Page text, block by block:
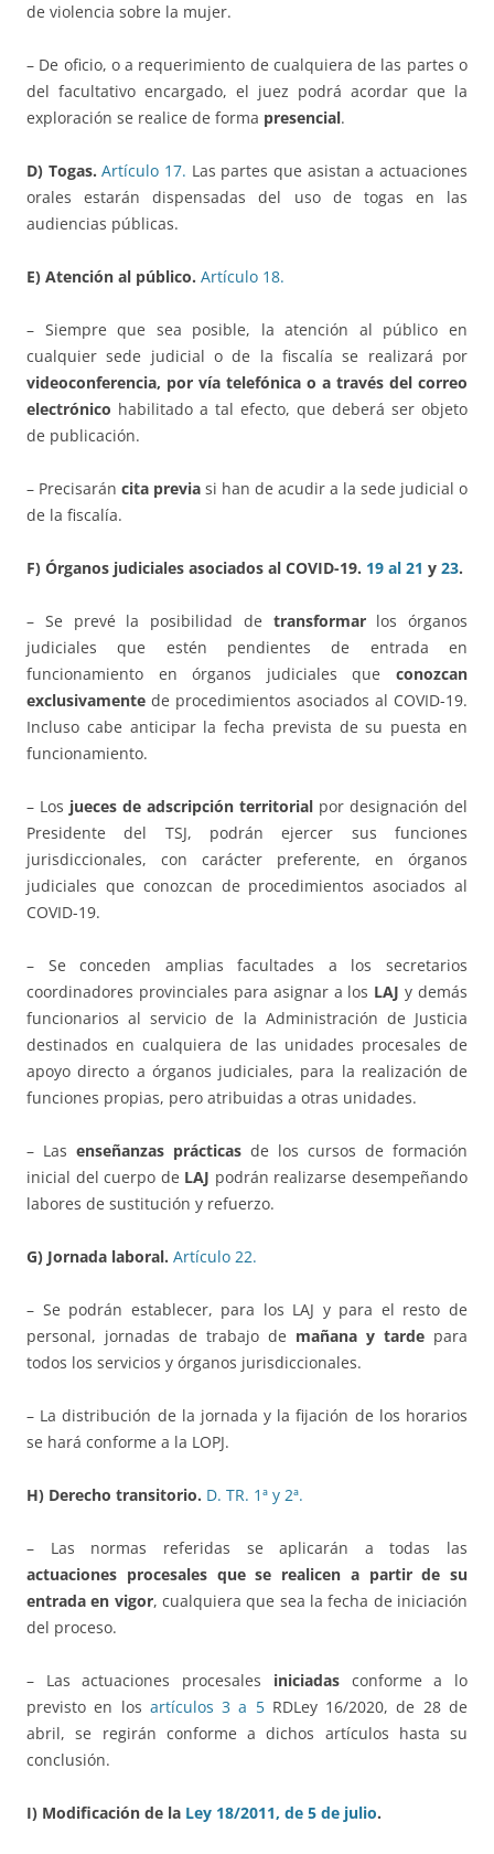
de violencia sobre la mujer.
– De oficio, o a requerimiento de cualquiera de las partes o
del facultativo encargado, el juez podrá acordar que la
exploración se realice de forma presencial.
D) Togas.Artículo 17. Las partes que asistan a actuaciones
orales estarán dispensadas del uso de togas en las
audiencias públicas.
E) Atención al público. Artículo 18.
– Siempre que sea posible, la atención al público en
cualquier sede judicial o de la fiscalía se realizará por
videoconferencia, por vía telefónica o a través del correo
electrónico habilitado a tal efecto, que deberá ser objeto
de publicación.
– Precisarán cita previa si han de acudir a la sede judicial o
de la fiscalía.
F) Órganos judiciales asociados al COVID-19. 19 al 21 y 23.
– Se prevé la posibilidad de transformarlos órganos
judiciales que estén pendientes de entrada en
funcionamiento en órganos judiciales que conozcan
exclusivamente de procedimientos asociados al COVID-19.
Incluso cabe anticipar la fecha prevista de su puesta en
funcionamiento.
– Los jueces de adscripción territorial por designación del
Presidente del TSJ, podrán ejercer sus funciones
jurisdiccionales, con carácter preferente, en órganos
judiciales que conozcan de procedimientos asociados al
COVID-19.
– Se conceden amplias facultades a los secretarios
coordinadores provinciales para asignar a los LAJy demás
funcionarios al servicio de la Administración de Justicia
destinados en cualquiera de las unidades procesales de
apoyo directo a órganos judiciales, para la realización de
funciones propias, pero atribuidas a otras unidades.
– Las enseñanzas prácticas de los cursos de formación
inicial del cuerpo de LAJ podrán realizarse desempeñando
labores de sustitución y refuerzo.
G) Jornada laboral. Artículo 22.
– Se podrán establecer, para los LAJ y para el resto de
personal, jornadas de trabajo de mañana y tarde para
todos los servicios y órganos jurisdiccionales.
– La distribución de la jornada y la fijación de los horarios
se hará conforme a la LOPJ.
H) Derecho transitorio. D. TR. 1ª y 2ª.
– Las normas referidas se aplicarán a todas las
actuaciones procesales que se realicen a partir de su
entrada en vigor, cualquiera que sea la fecha de iniciación
del proceso.
– Las actuaciones procesales iniciadasconforme a lo
previsto en los artículos 3 a 5RDLey 16/2020, de 28 de
abril, se regirán conforme a dichos artículos hasta su
conclusión.
I) Modificación de la Ley 18/2011, de 5 de julio.